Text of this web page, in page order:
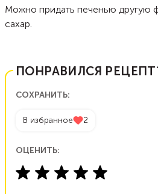
Можно придать печенью другую
сахар.
ПОНРАВИЛСЯ
СОХРАНИТЬ:
В избранное 2
ОЦЕНИТЬ: